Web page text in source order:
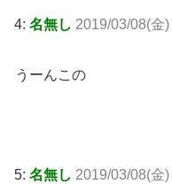
4: 名無し 2019/03/08(金
うーんこの
5: 名無し 2019/03/08(金